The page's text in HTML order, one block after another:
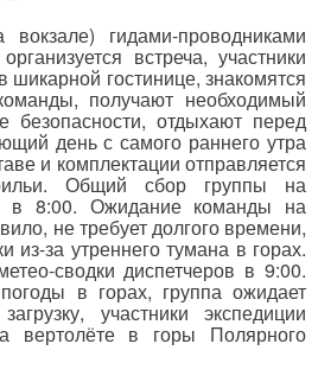
гидами-проводниками
встреча, участники
гостинице, знакомятся
получают необходимый
безопасности, отдыхают перед
день с самого раннего утра
и комплектации отправляется
Общий сбор группы на
в 8:00. Ожидание команды на
не требует долгого времени,
из-за утреннего тумана в горах.
сводки диспетчеров в 9:00.
в горах, группа ожидает
участники экспедиции
вертолёте в горы Полярного